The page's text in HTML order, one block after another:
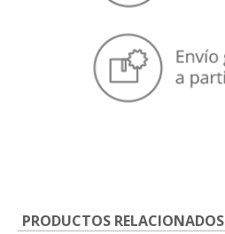
PRODUCTOS RELACIONADOS